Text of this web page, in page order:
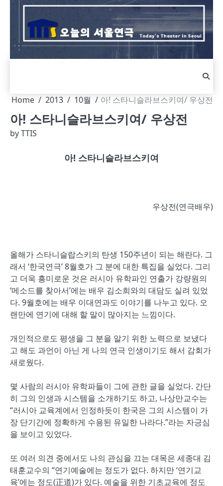
Skip
content
Home 2013 10월 아! 스타니슬라브스키여/ 우상전
아! 스타니슬라브스키여/ 우상전
byTTIS
아! 스타니슬라브스키여
우상전(연극배우)
올해가 스타니슬랍스키의 탄생 150주년이 되는 해란다. 그
래서 ‘한국연극’ 8월호가 그 분에 대한 특집을 실었다. 그리
고 더욱 흥미로운 것은 러시아 유학파인 연출가 강량원의
‘메소드를 찾아서’에는 배우 김소희와의 대담도 실려 있었
다. 9월호에는 배우 이대연과도 이야기를 나누고 있다. 오
랜만에 연기에 대해 할 말이 많아지는 느낌이다.
개인적으로도 평생을 그 분을 알기 위한 노력으로 보냈다
고 해도 과언이 아닌 게 나의 연극 인생이기도 해서 감회가
새로웠다.
몇 사람의 러시아 유학파들이 그에 관한 글을 실었다. 간단
히 그의 인생과 시스템을 소개하기도 하고, 나상만교수는
“러시아 교육계에서 인정하듯이 한국은 그의 시스템이 가
장 단기간에 정확하게 수용된 유일한 나라다.”라는 자긍심
을 보이고 있었다.
또 여러 의견 중에서도 나의 관심을 끄는 대목은 세종대 김
태훈교수의 “연기예술에는 정도가 없다. 하지만 ‘연기교
육’에는 정도(正道)가 있다. 예술을 위한 기초교육에 정도